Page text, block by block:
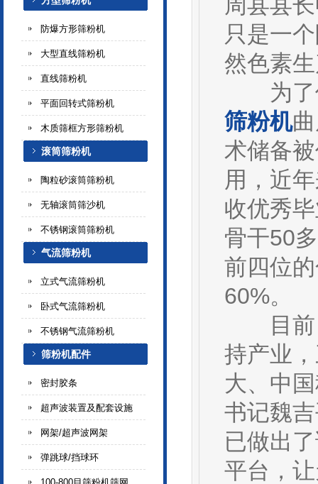
防爆方形筛粉机
大型直线筛粉机
直线筛粉机
平面回转式筛粉机
木质筛框方形筛粉机
滚筒筛粉机
陶粒砂滚筒筛粉机
无轴滚筒筛沙机
不锈钢滚筒筛粉机
气流筛粉机
立式气流筛粉机
卧式气流筛粉机
不锈钢气流筛粉机
筛粉机配件
密封胶条
超声波装置及配套设施
网架/超声波网架
弹跳球/挡球环
只是一
然色素
为了保
筛粉机
术储备
用，近
收优秀
骨干50
前四位
60%。
目前，
持产业
大、中
书记魏
已做出
平台，